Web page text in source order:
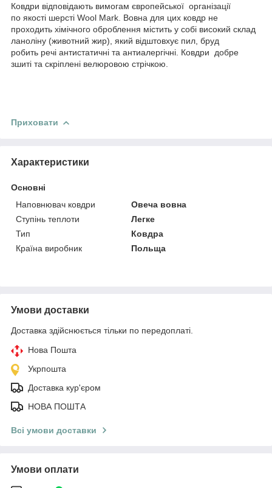
Ковдри відповідають вимогам європейської організації
по якості шерсті Wool Mark. Вовна для цих ковдр не
проходить хімічного оброблення містить у собі високий склад
ланоліну (животний жир), який відштовхує пил, бруд
робить речі антистатичні та антиалергічні. Ковдри добре
зшиті та скріплені велюровою стрічкою.
Приховати
Характеристики
Основні
Наповнювач ковдри
Овеча вовна
Ступінь теплоти
Легке
Тип
Ковдра
Країна виробник
Польща
Умови доставки
Доставка здійснюється тільки по передоплаті.
Нова Пошта
Укрпошта
Доставка кур'єром
НОВА ПОШТА
Всі умови доставки
Умови оплати